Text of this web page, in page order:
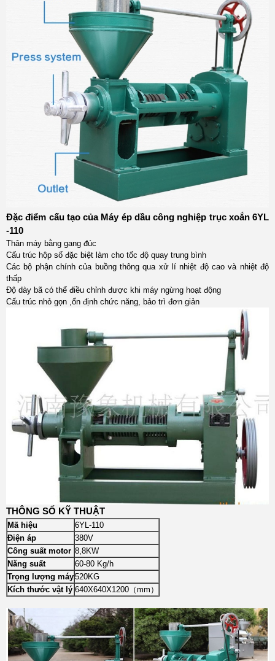
Đặc điểm cấu tạo của Máy ép dầu công nghiệp trục xoắn 6YL
-110
Thân máy bằng gang đúc
Cấu trúc hộp số đặc biệt làm cho tốc độ quay trung bình
Các bộ phận chính của buồng thông qua xử lí nhiệt độ cao và nhiệt độ
thấp
Độ dày bã có thể điều chỉnh được khi máy ngừng hoạt động
Cấu trúc nhỏ gọn ,ổn định chức năng, bảo trì đơn giản
THÔNG SỐ KỸ THUẬT
Mã hiệu
6YL-110
Điện áp
380V
Công suất motor 8,8KW
Năng suất
60-80 Kg/h
Trọng lượng máy520KG
Kích thước vật lý 640X640X1200（mm）